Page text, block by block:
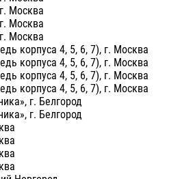
Москва
Москва
Москва
корпуса 4, 5, 6, 7), г. Москва
корпуса 4, 5, 6, 7), г. Москва
корпуса 4, 5, 6, 7), г. Москва
корпуса 4, 5, 6, 7), г. Москва
г. Белгород
г. Белгород